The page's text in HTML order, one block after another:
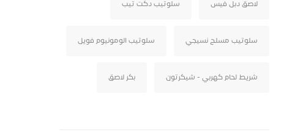
لاصق دبل فيس سلوتيب دكت تيب
سلوتيب مسلح نسيجي سلوتيب الومونيوم فويل
شريط لحام كهربي - شيكرتون بكر لاصق